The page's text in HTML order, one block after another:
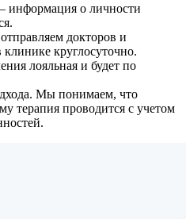
– информация о личности
докторов и
круглосуточно.
лояльная и будет по
Мы понимаем, что
терапия проводится с учетом